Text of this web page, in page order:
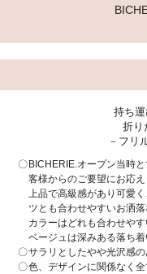
持ち
折り
－フリ
BICHERIE.オープン当時
客様からのご要望にお応
上品で高級感があり可愛
ツとも合わせやすいお洒
カラーはどれも合わせや
ベージュは深みある落ち
サラリとしたやや光沢感の
色、デザインに関係なく